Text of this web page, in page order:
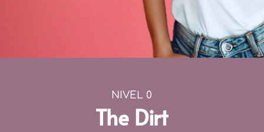
NIVEL 0
The Dirt